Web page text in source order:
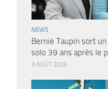
NEWS
Bernie Taupin sort
solo 39 ans après le
3 AOÛT 2026